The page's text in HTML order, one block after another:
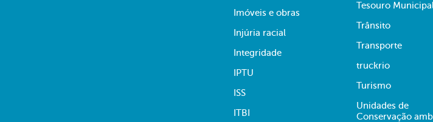
Imóveis e obras
Injúria racial
Integridade
IPTU
ISS
ITBI
Tesouro Municipal
Trânsito
Transporte
truckrio
Turismo
Unidades de
Conservação